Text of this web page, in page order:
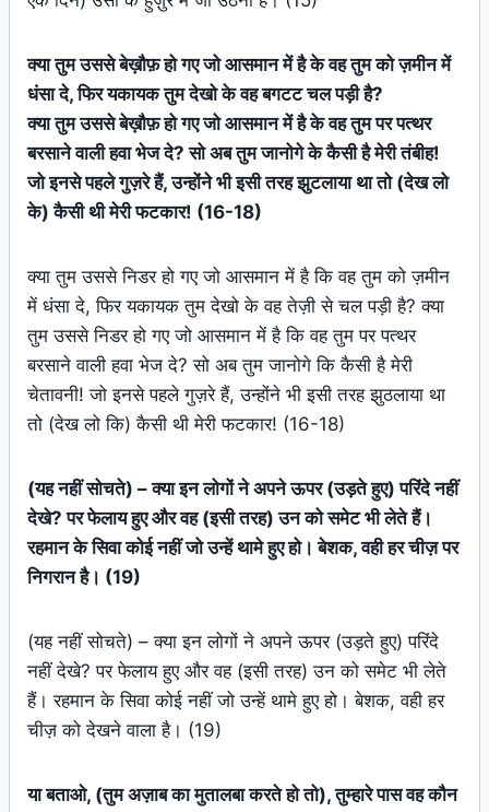
क्या तुम उससे बेख़ौफ़ हो गए जो आसमान में है के वह तुम को ज़मीन में
धंसा दे, फिर यकायक तुम देखो के वह बगटट चल पड़ी है?
क्या तुम उससे बेख़ौफ़ हो गए जो आसमान में है के वह तुम पर पत्थर
बरसाने वाली हवा भेज दे? सो अब तुम जानोगे के कैसी है मेरी तंबीह!
जो इनसे पहले गुज़रे हैं, उन्होंने भी इसी तरह झुटलाया था तो (देख लो
के) कैसी थी मेरी फटकार! (16-18)
क्या तुम उससे निडर हो गए जो आसमान में है कि वह तुम को ज़मीन
में धंसा दे, फिर यकायक तुम देखो के वह तेज़ी से चल पड़ी है? क्या
तुम उससे निडर हो गए जो आसमान में है कि वह तुम पर पत्थर
बरसाने वाली हवा भेज दे? सो अब तुम जानोगे कि कैसी है मेरी
चेतावनी! जो इनसे पहले गुज़रे हैं, उन्होंने भी इसी तरह झुठलाया था
तो (देख लो कि) कैसी थी मेरी फटकार! (16-18)
(यह नहीं सोचते) – क्या इन लोगों ने अपने ऊपर (उड़ते हुए) परिंदे नहीं
देखे? पर फेलाय हुए और वह (इसी तरह) उन को समेट भी लेते हैं।
रहमान के सिवा कोई नहीं जो उन्हें थामे हुए हो। बेशक, वही हर चीज़ पर
निगरान है। (19)
(यह नहीं सोचते) – क्या इन लोगों ने अपने ऊपर (उड़ते हुए) परिंदे
नहीं देखे? पर फेलाय हुए और वह (इसी तरह) उन को समेट भी लेते
हैं। रहमान के सिवा कोई नहीं जो उन्हें थामे हुए हो। बेशक, वही हर
चीज़ को देखने वाला है। (19)
या बताओ, (तुम अज़ाब का मुतालबा करते हो तो), तुम्हारे पास वह कौन